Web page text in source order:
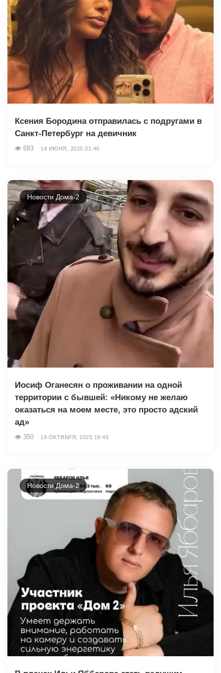
Ксения Бородина отправилась с подругами в
Санкт-Петербург на девичник
683 14 ИЮНЯ, 2025 01:40
Новости Дома-2
Иосиф Оганесян о проживании на одной
территории с бывшей: «Никому не желаю
оказаться на моем месте, это просто адский
ад»
350 19 ОКТЯБРЯ, 2025 19:40
Новости Дома-2